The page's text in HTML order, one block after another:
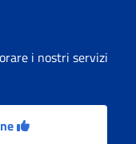
i nostri servizi